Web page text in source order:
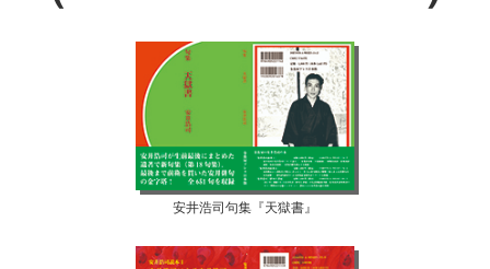
安井浩司句集『天獄書』